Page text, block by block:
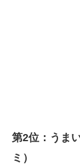
第2位：うま
ミ）